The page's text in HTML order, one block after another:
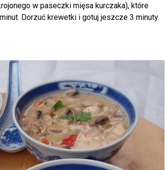
w paseczki mięsa kurczaka), które
Dorzuć krewetki i gotuj jeszcze 3 minuty.